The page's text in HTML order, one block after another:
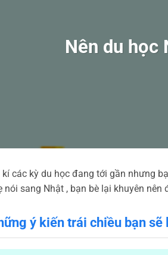
Nên du học
các kỳ du học đang tới gần nhưng
nói sang Nhật , bạn bè lại khuyên nên
ý kiến trái chiều bạn sẽ